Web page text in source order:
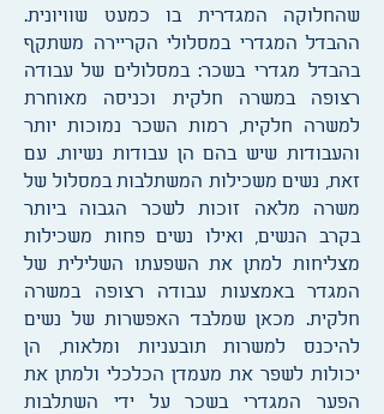
שהחלוקה המגדרית בו כמעט שוויונית.
ההבדל המגדרי במסלולי הקריירה משתקף
בהבדל מגדרי בשכר: במסלולים של עבודה
רצופה במשרה חלקית וכניסה מאוחרת
למשרה חלקית, רמות השכר נמוכות יותר
והעבודות שיש בהם הן עבודות נשיות. עם
זאת, נשים משכילות המשתלבות במסלול של
משרה מלאה זוכות לשכר הגבוה ביותר
בקרב הנשים, ואילו נשים פחות משכילות
מצליחות למתן את השפעתו השלילית של
המגדר באמצעות עבודה רצופה במשרה
חלקית. מכאן שמלבד האפשרות של נשים
להיכנס למשרות תובעניות ומלאות, הן
יכולות לשפר את מעמדן הכלכלי ולמתן את
הפער המגדרי בשכר על ידי השתלבות